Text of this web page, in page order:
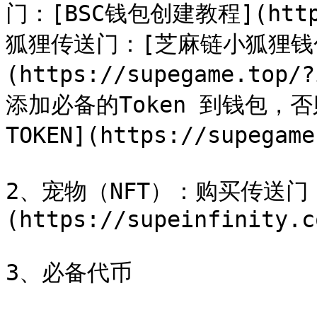
门：[BSC钱包创建教程
狐狸传送门：[芝麻链小狐狸
(https://supegame.top/
添加必备的Token 到钱包，
TOKEN](https://
2、宠物（NFT）：购买传送
(https://
3、必备代币